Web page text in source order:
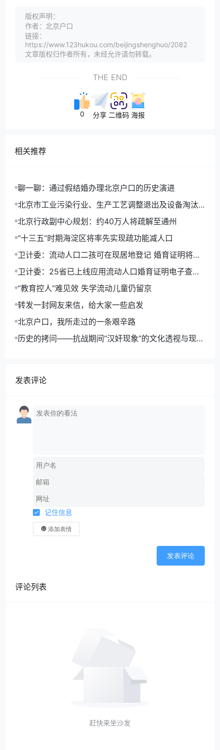
版权声明：
作者：北京户口
链接：
https://www.123hukou.com/beijingshenghuo/2082
文章版权归作者所有，未经允许请勿转载。
THE END
0 分享 二维码 海报
相关推荐
聊一聊：通过假结婚办理北京户口的历史演进
北京市工业污染行业、生产工艺调整退出及设备淘汰
目录(2014年版)
北京行政副中心规划：约40万人将疏解至通州
“十三五”时期海淀区将率先实现疏功能减人口
卫计委：流动人口二孩可在现居地登记 婚育证明将电
子化
卫计委：25省已上线应用流动人口婚育证明电子查询
平台
“教育控人”难见效 失学流动儿童仍留京
转发一封网友来信，给大家一些启发
北京户口，我所走过的一条艰辛路
历史的拷问——抗战期间“汉奸现象”的文化透视与现实
发表评论
记住信息
添加表情
发表评论
评论列表
赶快来坐沙发